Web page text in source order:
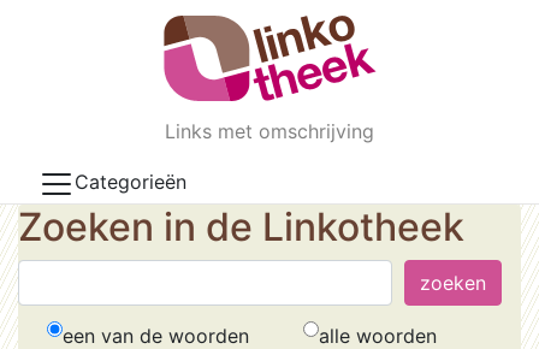
Skip to main content
Links met omschrijving
Categorieën
Zoeken in de Linkotheek
een van de woorden
alle woorden